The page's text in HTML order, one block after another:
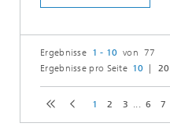
Ergebnisse 1 - 10 von 77
Ergebnisse pro Seite 10 20
1 2 3 ... 6 7